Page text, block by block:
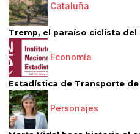
Cataluña
Tremp, el paraíso ciclista del
Economía
Estadística de Transporte de
Personajes